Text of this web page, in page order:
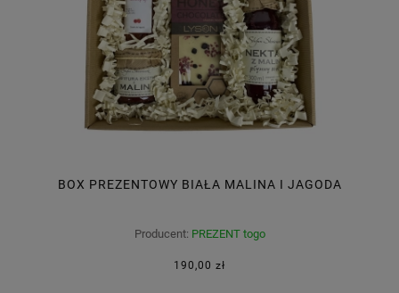
BOX PREZENTOWY BIAŁA MALINA I JAGODA
Producent: PREZENT togo
190,00 zł